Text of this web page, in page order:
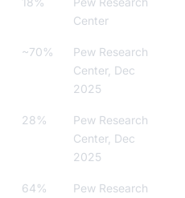
Center
~70%
Pew Research
Center, Dec
2025
28%
Pew Research
Center, Dec
2025
64%
Pew Research